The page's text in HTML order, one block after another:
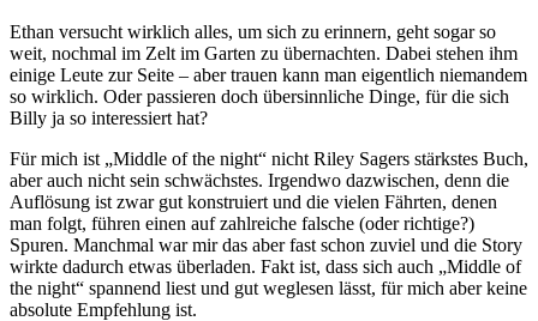
Ethan versucht wirklich alles, um sich zu erinnern, geht sogar so
weit, nochmal im Zelt im Garten zu übernachten. Dabei stehen ihm
einige Leute zur Seite – aber trauen kann man eigentlich niemandem
so wirklich. Oder passieren doch übersinnliche Dinge, für die sich
Billy ja so interessiert hat?
Für mich ist „Middle of the night“ nicht Riley Sagers stärkstes Buch,
aber auch nicht sein schwächstes. Irgendwo dazwischen, denn die
Auflösung ist zwar gut konstruiert und die vielen Fährten, denen
man folgt, führen einen auf zahlreiche falsche (oder richtige?)
Spuren. Manchmal war mir das aber fast schon zuviel und die Story
wirkte dadurch etwas überladen. Fakt ist, dass sich auch „Middle of
the night“ spannend liest und gut weglesen lässt, für mich aber keine
absolute Empfehlung ist.